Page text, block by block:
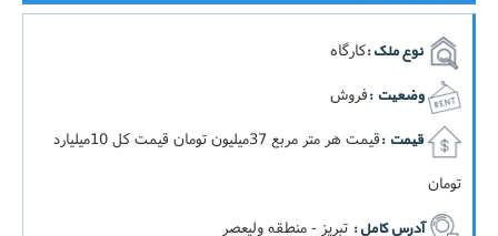
نوع ملک :کارگاه
وضعیت :فروش
قیمت :
قيمت هر متر مربع 37ميليون تومان قيمت کل 10ميليارد
تومان
آدرس کامل : تبریز - منطقه ولیعصر